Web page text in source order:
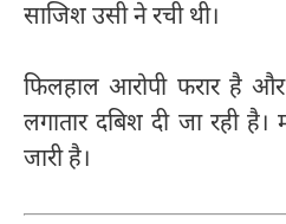
साजिश उसी ने रची थी।
फिलहाल आरोपी फरार है
लगातार दबिश दी जा रही
जारी है।